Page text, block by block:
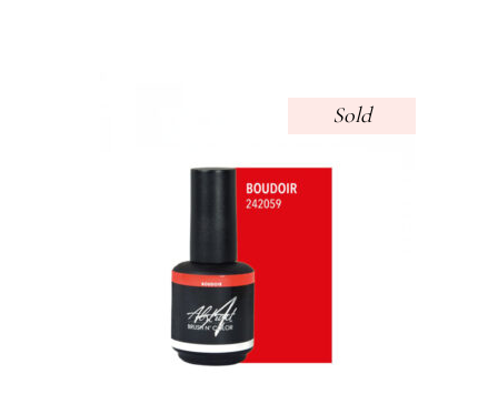
Sold